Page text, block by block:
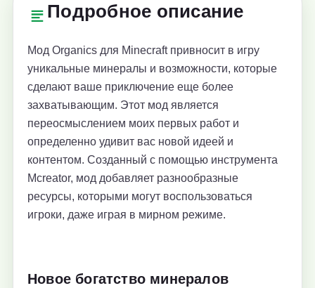
Подробное описание
Мод Organics для Minecraft привносит в игру
уникальные минералы и возможности, которые
сделают ваше приключение еще более
захватывающим. Этот мод является
переосмыслением моих первых работ и
определенно удивит вас новой идеей и
контентом. Созданный с помощью инструмента
Mcreator, мод добавляет разнообразные
ресурсы, которыми могут воспользоваться
игроки, даже играя в мирном режиме.
Новое богатство минералов